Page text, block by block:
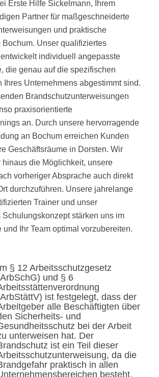
Erste Hilfe Sickelmann, Ihrem
Partner für maßgeschneiderte
und praktische
Unser qualifiziertes
individuell angepasste
die genau auf die spezifischen
Ihres Unternehmens abgestimmt sind.
Brandschutzunterweisungen
praxisorientierte
an. Durch unsere hervorragende
an Bochum erreichen Kunden
Geschäftsräume in Dorsten. Wir
hinaus die Möglichkeit, unsere
vorheriger Absprache auch direkt
durchzuführen. Unsere jahrelange
Trainer und unser
stärken uns im
und Ihr Team optimal vorzubereiten.
§ 12 Arbeitsschutzgesetz
und § 6
ist festgelegt, dass der
alle Beschäftigten über
Sicherheits- und
bei der Arbeit
unterweisen hat. Der
ist ein Teil dieser
da die
praktisch in allen
besteht.